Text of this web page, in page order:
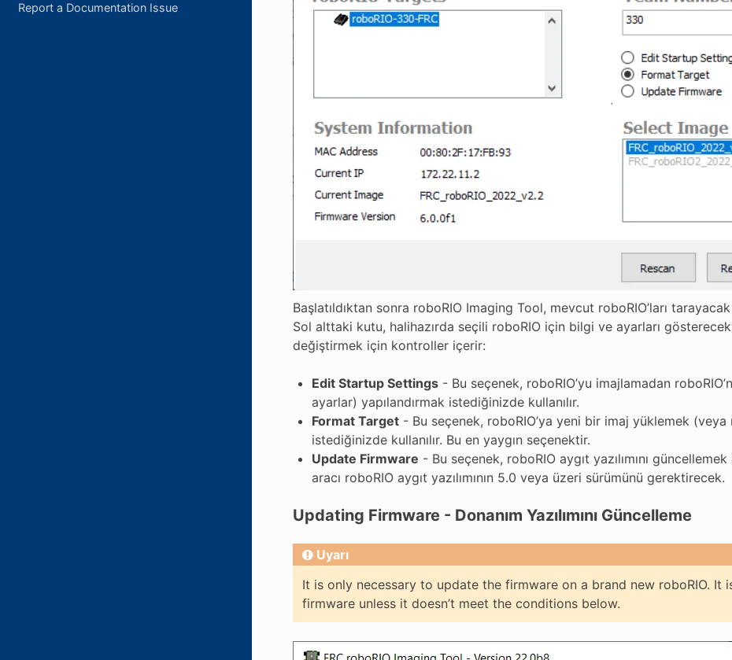
Report a Documentation Issue
Başlatıldıktan sonra roboRIO Imaging Tool, mevcut roboRIO’ları
Sol alttaki kutu, halihazırda seçili roboRIO için bilgi ve ayarları
değiştirmek için kontroller içerir:
Edit Startup Settings- Bu seçenek, roboRIO’yu imajlamadan
ayarlar) yapılandırmak istediğinizde kullanılır.
Format Target- Bu seçenek, roboRIO’ya yeni bir imaj yüklemek
istediğinizde kullanılır. Bu en yaygın seçenektir.
Update Firmware - Bu seçenek, roboRIO aygıt yazılımını
aracı roboRIO aygıt yazılımının 5.0 veya üzeri sürümünü gerektirecek.
Updating Firmware - Donanım Yazılımını Güncelleme
Uyarı
It is only necessary to update the firmware on a brand new roboRIO. It
firmware unless it doesn’t meet the conditions below.